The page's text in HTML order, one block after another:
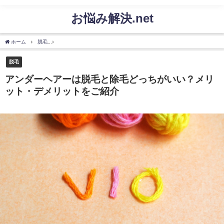
お悩み解決.net
ホーム 脱毛
脱毛
アンダーヘアーは脱毛と除毛どっちがいい？メリ
ット・デメリットをご紹介